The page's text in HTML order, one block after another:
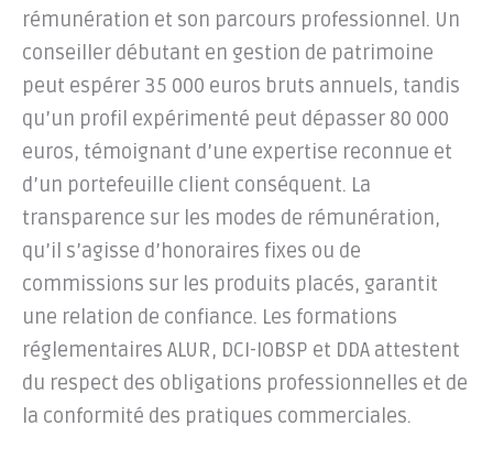
rémunération et son parcours professionnel. Un
conseiller débutant en gestion de patrimoine
peut espérer 35 000 euros bruts annuels, tandis
qu’un profil expérimenté peut dépasser 80 000
euros, témoignant d’une expertise reconnue et
d’un portefeuille client conséquent. La
transparence sur les modes de rémunération,
qu’il s’agisse d’honoraires fixes ou de
commissions sur les produits placés, garantit
une relation de confiance. Les formations
réglementaires ALUR, DCI-IOBSP et DDA attestent
du respect des obligations professionnelles et de
la conformité des pratiques commerciales.